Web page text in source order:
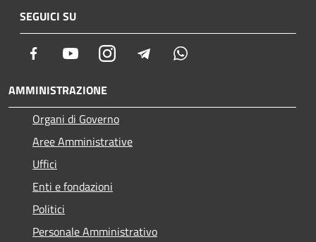
SEGUICI SU
Facebook YoutubeInstagram Telegram
AMMINISTRAZIONE
Organi di Governo
Aree Amministrative
Uffici
Enti e fondazioni
Politici
Personale Amministrativo